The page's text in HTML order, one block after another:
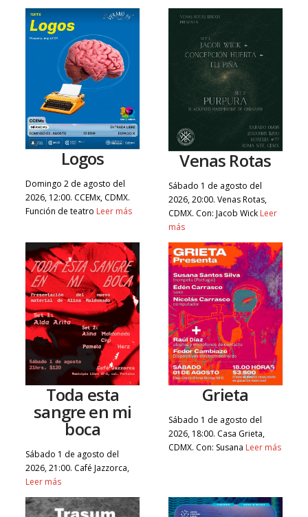
Logos
Domingo 2 de agosto del
2026, 12:00. CCEMx, CDMX.
Función de teatro Leer más
Venas Rotas
Sábado 1 de agosto del
2026, 20:00. Venas Rotas,
CDMX. Con: Jacob Wick Leer
más
Toda esta
sangre en mi
boca
Sábado 1 de agosto del
2026, 21:00. Café Jazzorca,
Leer más
Grieta
Sábado 1 de agosto del
2026, 18:00. Casa Grieta,
CDMX. Con: Susana Leer más